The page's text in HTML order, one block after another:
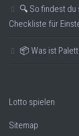
🔍 So findest
Checkliste für
📦 Was ist
Lotto spielen
Sitemap